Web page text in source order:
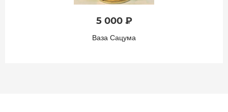
5 000 ₽
Ваза Сацума